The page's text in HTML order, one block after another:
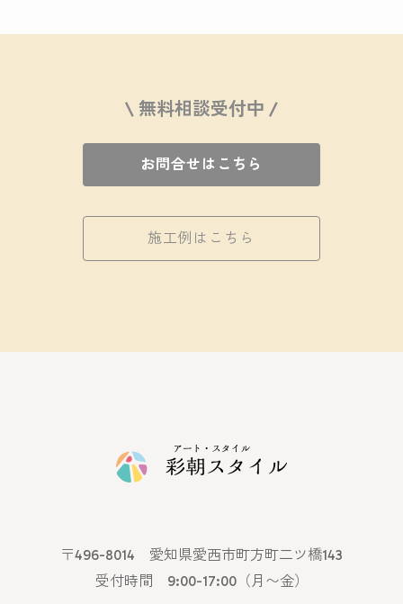
\ 無料相談受付中 /
お問合せはこちら
施工例はこちら
〒496-8014 愛知県愛西市町方町二ツ橋143
受付時間 9:00-17:00（月〜金）